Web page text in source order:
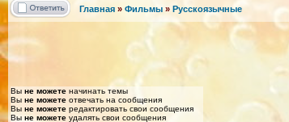
Главная » Фильмы » Русскоязычные
Вы не можете начинать темы
Вы не можете отвечать на сообщения
Вы не можете редактировать свои сообщения
Вы не можете удалять свои сообщения